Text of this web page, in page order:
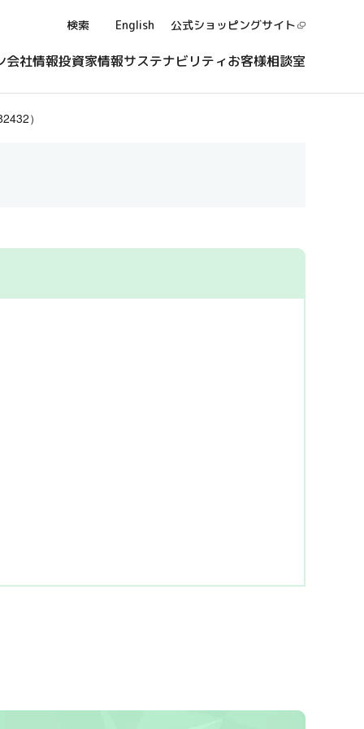
検索 English 公式ショッピングサイト
会社情報投資家情報サステナビリティお客様相談室
）